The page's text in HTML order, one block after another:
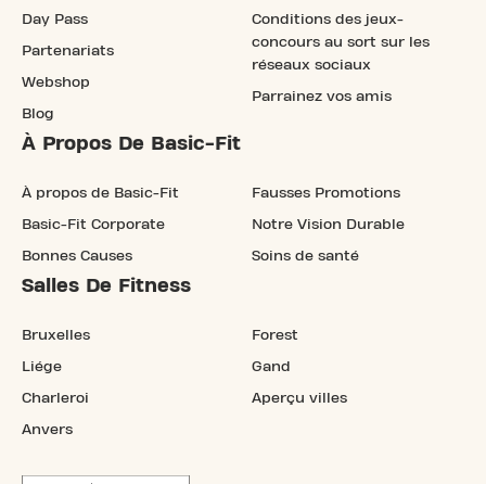
Day Pass
Partenariats
Webshop
Blog
Conditions des jeux-
concours au sort sur les
réseaux sociaux
Parrainez vos amis
À Propos De Basic-Fit
À propos de Basic-Fit
Basic-Fit Corporate
Bonnes Causes
Fausses Promotions
Notre Vision Durable
Soins de santé
Salles De Fitness
Bruxelles
Liége
Charleroi
Anvers
Forest
Gand
Aperçu villes